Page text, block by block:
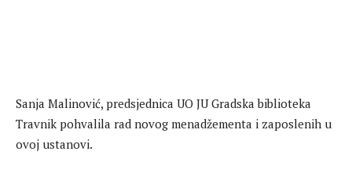
Sanja Malinović, predsjednica UO JU Gradska biblioteka
Travnik pohvalila rad novog menadžementa i zaposlenih u
ovoj ustanovi.